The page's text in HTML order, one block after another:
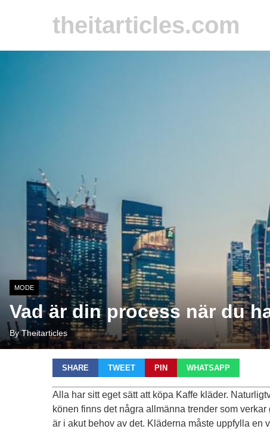
theitarticles.com
MODE
Vad är din process när du
By Theitarticles
SHARE TWEET PIN WHATSAPP
Alla har sitt eget sätt att köpa Kaffe kläder.
könen finns det några allmänna trender som
är i akut behov av det. Kläderna måste uppfylla en